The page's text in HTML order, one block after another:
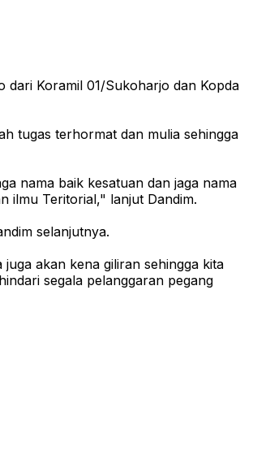
dari Koramil 01/Sukoharjo dan Kopda
tugas terhormat dan mulia sehingga
nama baik kesatuan dan jaga nama
ilmu Teritorial," lanjut Dandim.
selanjutnya.
akan kena giliran sehingga kita
segala pelanggaran pegang